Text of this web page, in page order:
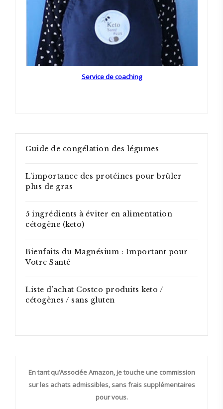
Service de coaching
Guide de congélation des légumes
L’importance des protéines pour brûler
plus de gras
5 ingrédients à éviter en alimentation
cétogène (keto)
Bienfaits du Magnésium : Important pour
Votre Santé
Liste d’achat Costco produits keto /
cétogènes / sans gluten
En tant qu’Associée Amazon, je touche une commission
sur les achats admissibles, sans frais supplémentaires
pour vous.